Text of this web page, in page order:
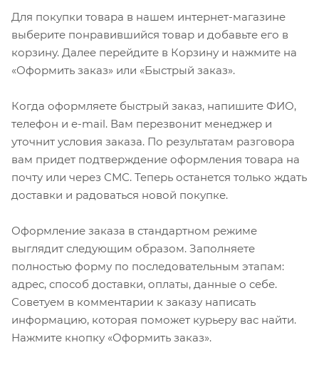
Для покупки товара в нашем интернет-магазине
выберите понравившийся товар и добавьте его в
корзину. Далее перейдите в Корзину и нажмите на
«Оформить заказ» или «Быстрый заказ».
Когда оформляете быстрый заказ, напишите ФИО,
телефон и e-mail. Вам перезвонит менеджер и
уточнит условия заказа. По результатам разговора
вам придет подтверждение оформления товара на
почту или через СМС. Теперь останется только ждать
доставки и радоваться новой покупке.
Оформление заказа в стандартном режиме
выглядит следующим образом. Заполняете
полностью форму по последовательным этапам:
адрес, способ доставки, оплаты, данные о себе.
Советуем в комментарии к заказу написать
информацию, которая поможет курьеру вас найти.
Нажмите кнопку «Оформить заказ».